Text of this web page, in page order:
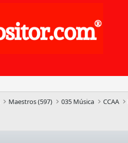
Maestros (597) 035 Música CCAA